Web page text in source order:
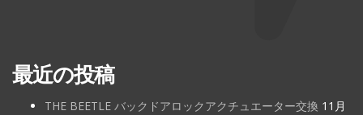
最近の投稿
THE BEETLE バックドアロックアクチュエーター交換 11月